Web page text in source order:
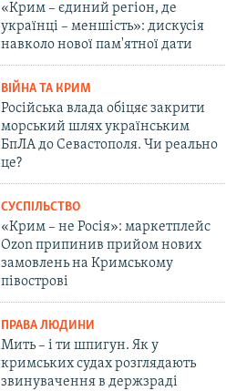
«Крим – єдиний регіон, де
українці – меншість»: дискусія
навколо нової пам'ятної дати
ВІЙНА ТА КРИМ
Російська влада обіцяє закрити
морський шлях українським
БпЛА до Севастополя. Чи реально
це?
СУСПІЛЬСТВО
«Крим – не Росія»: маркетплейс
Ozon припинив прийом нових
замовлень на Кримському
півострові
ПРАВА ЛЮДИНИ
Мить – і ти шпигун. Як у
кримських судах розглядають
звинувачення в держзраді